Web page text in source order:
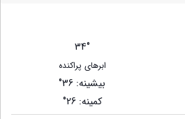
34°
ابرهای پراکنده
بیشینه: 36°
کمینه: 26°